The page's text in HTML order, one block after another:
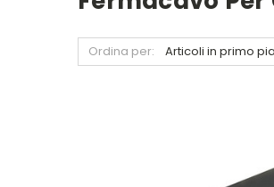
Ordina per: